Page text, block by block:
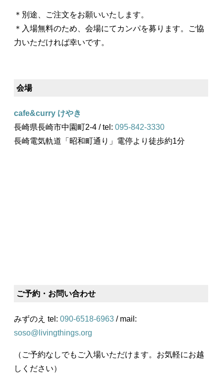
＊別途、ご注文をお願いいたします。
＊入場無料のため、会場にてカンパを募ります。ご協
力いただければ幸いです。
会場
cafe&curry けやき
長崎県長崎市中園町2-4 / tel: 095-842-3330
長崎電気軌道「昭和町通り」電停より徒歩約1分
ご予約・お問い合わせ
みずのえ tel: 090-6518-6963 / mail:
soso@livingthings.org
（ご予約なしでもご入場いただけます。お気軽にお越
しください）